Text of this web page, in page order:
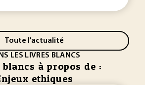
Toute l'actualité
LES LIVRES BLANCS
à propos de :
ethiques